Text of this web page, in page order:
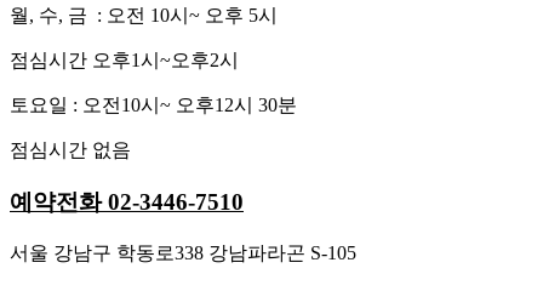
월, 수, 금 : 오전 10시~ 오후 5시
점심시간 오후1시~오후2시
토요일 : 오전10시~ 오후12시 30분
점심시간 없음
예약전화 02-3446-7510
서울 강남구 학동로338 강남파라곤 S-105